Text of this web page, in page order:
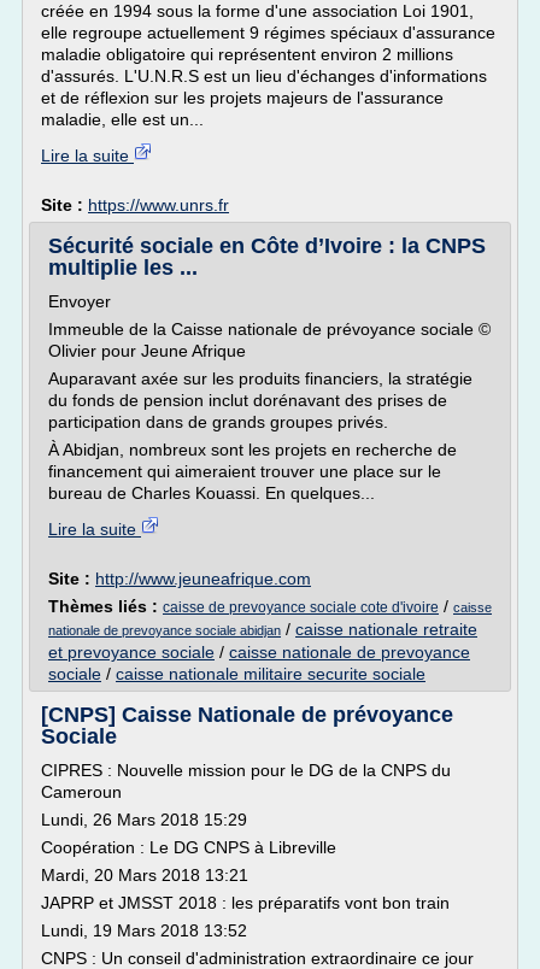
créée en 1994 sous la forme d'une association Loi 1901,
elle regroupe actuellement 9 régimes spéciaux d'assurance
maladie obligatoire qui représentent environ 2 millions
d'assurés. L'U.N.R.S est un lieu d'échanges d'informations
et de réflexion sur les projets majeurs de l'assurance
maladie, elle est un...
Lire la suite
Site : https://www.unrs.fr
Sécurité sociale en Côte d’Ivoire : la CNPS
multiplie les ...
Envoyer
Immeuble de la Caisse nationale de prévoyance sociale ©
Olivier pour Jeune Afrique
Auparavant axée sur les produits financiers, la stratégie
du fonds de pension inclut dorénavant des prises de
participation dans de grands groupes privés.
À Abidjan, nombreux sont les projets en recherche de
financement qui aimeraient trouver une place sur le
bureau de Charles Kouassi. En quelques...
Lire la suite
Site : http://www.jeuneafrique.com
Thèmes liés : caisse de prevoyance sociale cote d'ivoire / caisse
nationale de prevoyance sociale abidjan / caisse nationale retraite
et prevoyance sociale / caisse nationale de prevoyance
sociale / caisse nationale militaire securite sociale
[CNPS] Caisse Nationale de prévoyance
Sociale
CIPRES : Nouvelle mission pour le DG de la CNPS du
Cameroun
Lundi, 26 Mars 2018 15:29
Coopération : Le DG CNPS à Libreville
Mardi, 20 Mars 2018 13:21
JAPRP et JMSST 2018 : les préparatifs vont bon train
Lundi, 19 Mars 2018 13:52
CNPS : Un conseil d'administration extraordinaire ce jour